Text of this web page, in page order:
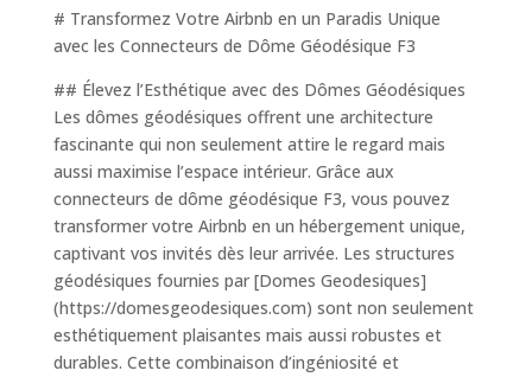
# Transformez Votre Airbnb en un Paradis Unique
avec les Connecteurs de Dôme Géodésique F3
## Élevez l’Esthétique avec des Dômes Géodésiques
Les dômes géodésiques offrent une architecture
fascinante qui non seulement attire le regard mais
aussi maximise l’espace intérieur. Grâce aux
connecteurs de dôme géodésique F3, vous pouvez
transformer votre Airbnb en un hébergement unique,
captivant vos invités dès leur arrivée. Les structures
géodésiques fournies par [Domes Geodesiques]
(https://domesgeodesiques.com) sont non seulement
esthétiquement plaisantes mais aussi robustes et
durables. Cette combinaison d’ingéniosité et